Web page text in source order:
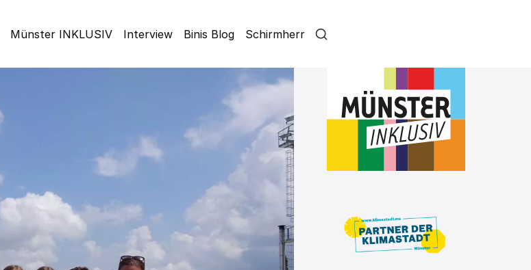
Münster INKLUSIV Interview Binis Blog Schirmherr